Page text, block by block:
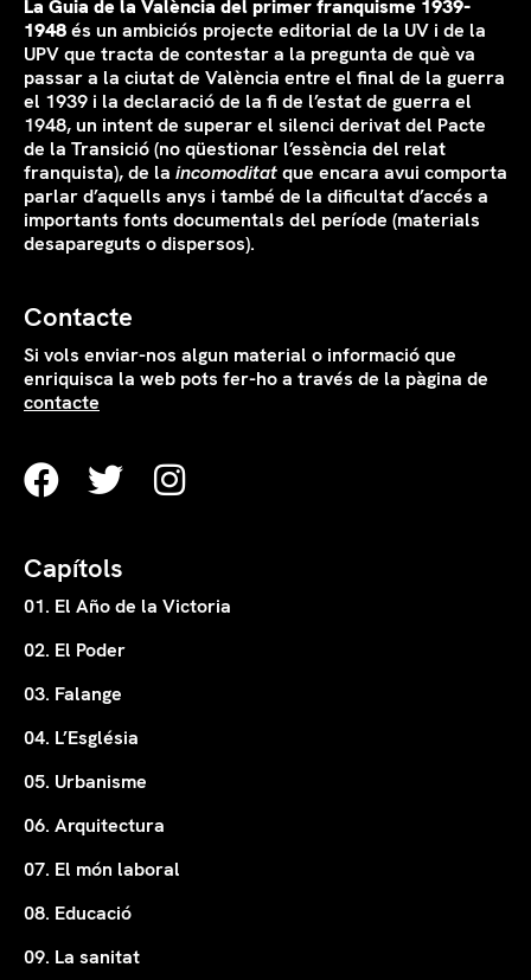
La Guia de la València del primer franquisme 1939-
1948és un ambiciós projecte editorial de la UV i de la
UPV que tracta de contestar a la pregunta de què va
passar a la ciutat de València entre el final de la guerra
el 1939 i la declaració de la fi de l’estat de guerra el
1948, un intent de superar el silenci derivat del Pacte
de la Transició (no qüestionar l’essència del relat
franquista), de la incomoditatque encara avui comporta
parlar d’aquells anys i també de la dificultat d’accés a
importants fonts documentals del període (materials
desapareguts o dispersos).
Contacte
Si vols enviar-nos algun material o informació que
enriquisca la web pots fer-ho a través de la pàgina de
contacte
Capítols
01. El Año de la Victoria
02. El Poder
03. Falange
04. L’Església
05. Urbanisme
06. Arquitectura
07. El món laboral
08. Educació
09. La sanitat